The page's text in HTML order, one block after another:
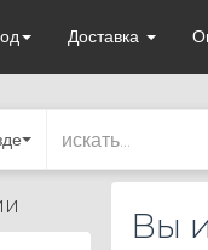
Доставка
Вы